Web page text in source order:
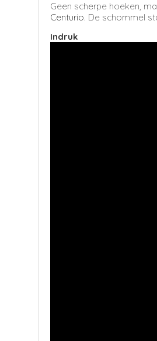
Geen scherpe hoeken,
Centurio. De schommel
Indruk